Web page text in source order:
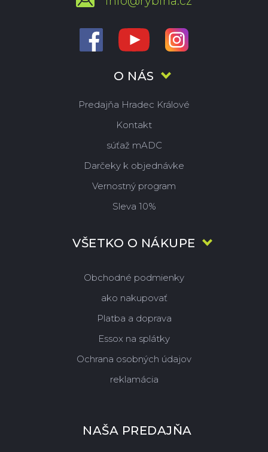
O NÁS
Predajňa Hradec Králové
Kontakt
súťaž mADC
Darčeky k objednávke
Vernostný program
Sleva 10%
VŠETKO O NÁKUPE
Obchodné podmienky
ako nakupovať
Platba a doprava
Essox na splátky
Ochrana osobných údajov
reklamácia
NAŠA PREDAJŇA